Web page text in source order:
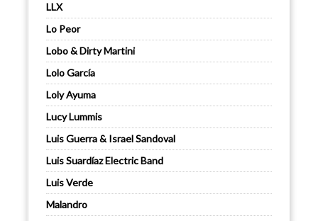
LLX
Lo Peor
Lobo & Dirty Martini
Lolo García
Loly Ayuma
Lucy Lummis
Luis Guerra & Israel Sandoval
Luis Suardíaz Electric Band
Luis Verde
Malandro